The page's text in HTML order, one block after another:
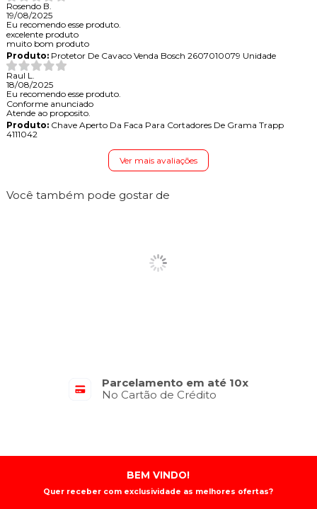
Rosendo B.
19/08/2025
Eu recomendo esse produto.
excelente produto
muito bom produto
Produto:Protetor De Cavaco Venda Bosch 2607010079 Unidade
Raul L.
18/08/2025
Eu recomendo esse produto.
Conforme anunciado
Atende ao proposito.
Produto:Chave Aperto Da Faca Para Cortadores De Grama Trapp
4111042
Ver mais avaliações
Você também pode gostar de
Parcelamento em até 10x
No Cartão de Crédito
BEM VINDO!
Quer receber com exclusividade as melhores ofertas?